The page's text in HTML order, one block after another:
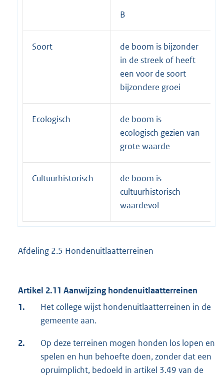
B
Soort
de boom is bijzonder
in de streek of heeft
een voor de soort
bijzondere groei
Ecologisch
de boom is
ecologisch gezien van
grote waarde
Cultuurhistorisch
de boom is
cultuurhistorisch
waardevol
Afdeling 2.5 Hondenuitlaatterreinen
Artikel 2.11 Aanwijzing hondenuitlaatterreinen
1.
Het college wijst hondenuitlaatterreinen in de
gemeente aan.
2.
Op deze terreinen mogen honden los lopen en
spelen en hun behoefte doen, zonder dat een
opruimplicht, bedoeld in artikel 3.49 van de